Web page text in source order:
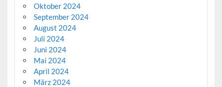
Oktober 2024
September 2024
August 2024
Juli 2024
Juni 2024
Mai 2024
April 2024
März 2024